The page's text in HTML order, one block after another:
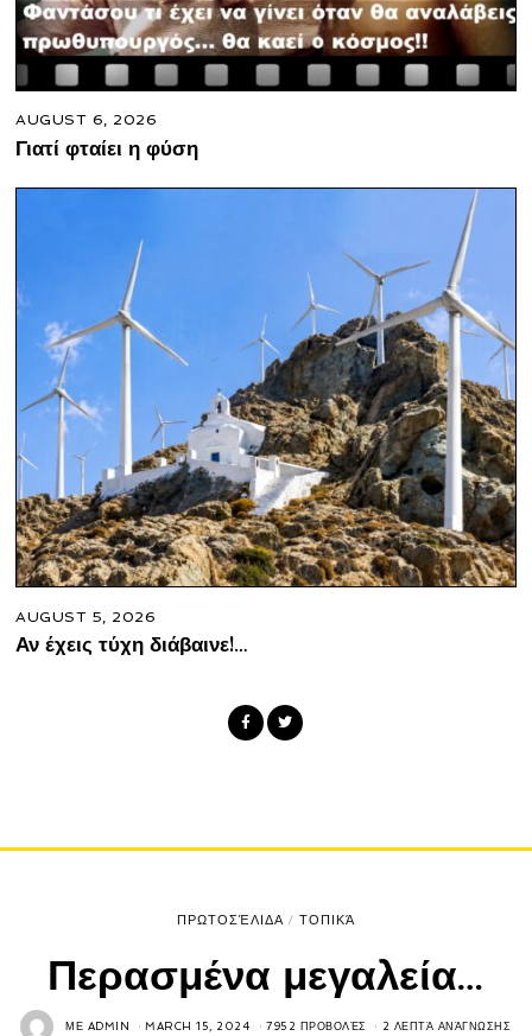
AUGUST 6, 2026
Γιατί φταίει η φύση
AUGUST 5, 2026
Αν έχεις τύχη διάβαινε!…
ΠΡΩΤΟΣΈΛΙΔΑ / ΤΟΠΙΚΆ
Περασμένα μεγαλεία…
ΜΕ ADMIN MARCH 15, 2024 7952 ΠΡΟΒΟΛΈΣ 2 ΛΕΠΤΆ ΑΝΆΓΝΩΣΗΣ